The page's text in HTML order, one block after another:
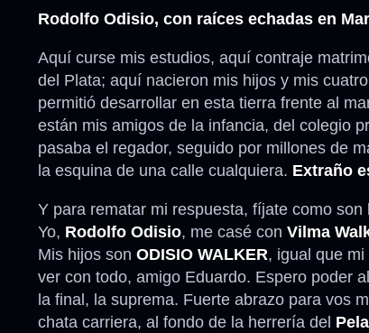
Rodolfo Odisio, con raíces echadas en
Aquí curse mis estudios, aquí contraje
del Plata; aquí nacieron mis hijos y mis
permitió desarrollar en esta tierra frente al
están mis amigos de la infancia, del colegio
pasaba el regador, seguido por millones de
la esquina de una calle cualquiera. Extraño
Y para rematar mi respuesta, fíjate como
Yo, Rodolfo Odisio, me casé con Vilma
Mis hijos son ODISIO WALKER, igual que mi
ver con todo, amigo Eduardo. Espero poder
la final, la suprema. Fuerte abrazo para vos
chata carriera, al fondo de la herrería del